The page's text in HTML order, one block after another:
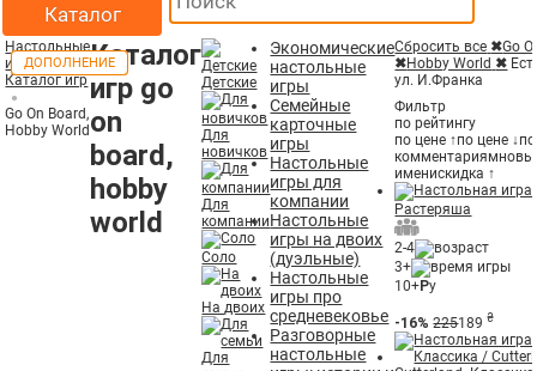
Каталог
Настольные
игры
Каталог игр
Go On Board,
Hobby World
Каталог
игр go
on
board,
hobby
world
Детские
Для
новичков
Для
компании
Соло
На двоих
Для
Экономические
настольные
игры
Семейные
карточные
игры
Настольные
игры для
компании
Настольные
игры на двоих
(дуэльные)
Настольные
игры про
средневековье
Разговорные
настольные
Сбросить все ✖Go
✖Hobby World ✖
ул. И.Франка
Фильтр
по рейтингу
по цене ↑по цене ↓по
комментариям
именискидка ↑
Растеряша
2-4
3+
10+Ру
РАСПРОДАЖА
-16% 225189₴
ДОПОЛНЕНИЕ
РАСПРОДАЖА
ДОПОЛНЕНИЕ
ДОПОЛНЕНИЕ
ДОПОЛНЕНИЕ
ДОПОЛНЕНИЕ
ДОПОЛНЕНИЕ